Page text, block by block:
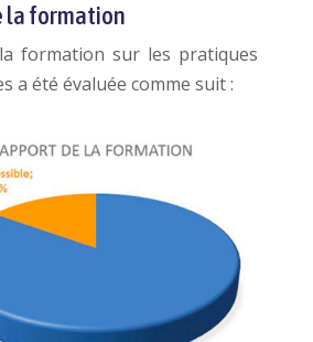
la formation
la formation sur les pratiques
a été évaluée comme suit :